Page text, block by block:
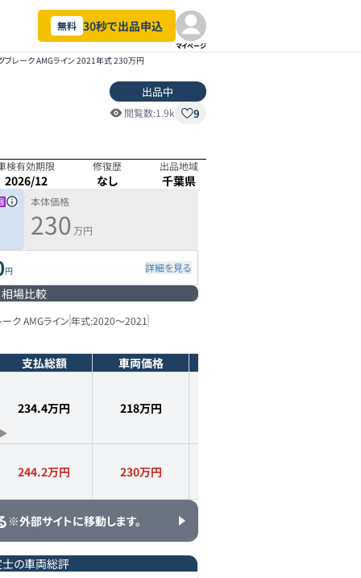
無料 30秒で出品申込
マイページ
ブレーク AMGライン 2021年式 230万円
出品中
閲覧数:1.9k 9
検有効期限
2026/12
修復歴
なし
出品地域
千葉県
本体価格
230 万円
円 詳細を見る
相場比較
ク AMGライン年式:2020～2021
支払総額 車両価格
234.4万円 218万円
244.2万円 230万円
※外部サイトに移動します。
の車両総評